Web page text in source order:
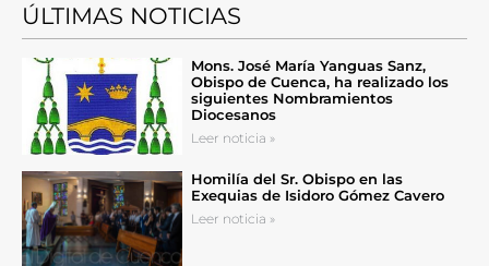
ÚLTIMAS NOTICIAS
Mons. José María Yanguas Sanz,
Obispo de Cuenca, ha realizado los
siguientes Nombramientos
Diocesanos
Leer noticia »
Homilía del Sr. Obispo en las
Exequias de Isidoro Gómez Cavero
Leer noticia »